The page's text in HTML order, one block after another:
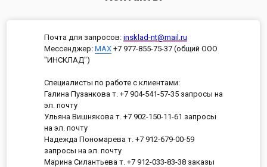
Почта для запросов: insklad-nt@mail.ru
Мессенджер: MAX +7 977-855-75-37 (общий ООО
"ИНСКЛАД")
Специалисты по работе с клиентами:
Галина Пузанкова т. +7 904-541-57-35 запросы на
эл. почту
Ульяна Вишнякова т. +7 902-150-11-61 запросы
на эл. почту
Надежда Пономарева т. +7 912-679-00-59
запросы на эл. почту
Марина Силантьева т. +7 912-033-83-38 заказы